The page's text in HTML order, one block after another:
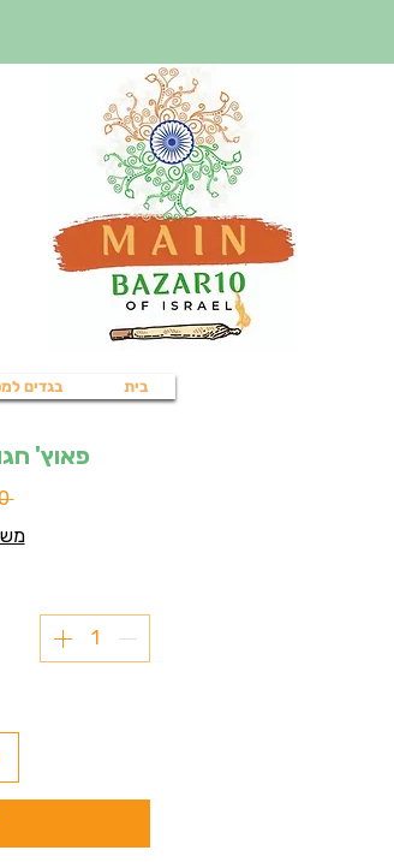
בית בגדים
פאוץ'
‏159.00 ‏₪
משלוח 32